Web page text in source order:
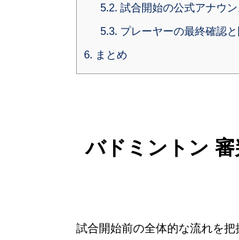
5.2. 試合開始の公式アナウ
5.3. プレーヤーの最終確認
6. まとめ
バドミントン
試合開始前の全体的な流れを